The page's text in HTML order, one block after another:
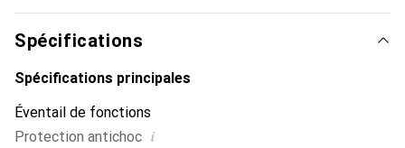
constitue toujours un bon choix pour le client exigeant.
Spécifications
Spécifications principales
Éventail de fonctions
Protection antichoc i